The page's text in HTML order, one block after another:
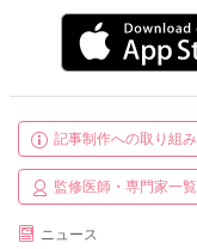
記事制作への取り組み
監修医師・専門家一覧
ニュース